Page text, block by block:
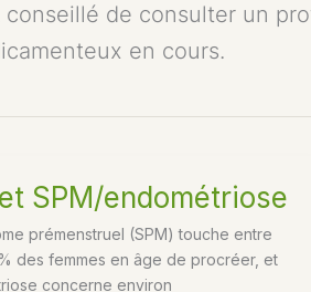
de consulter un
en cours.
SPM/endométriose
prémenstruel (SPM) touche entre
des femmes en âge de procréer, et
concerne environ